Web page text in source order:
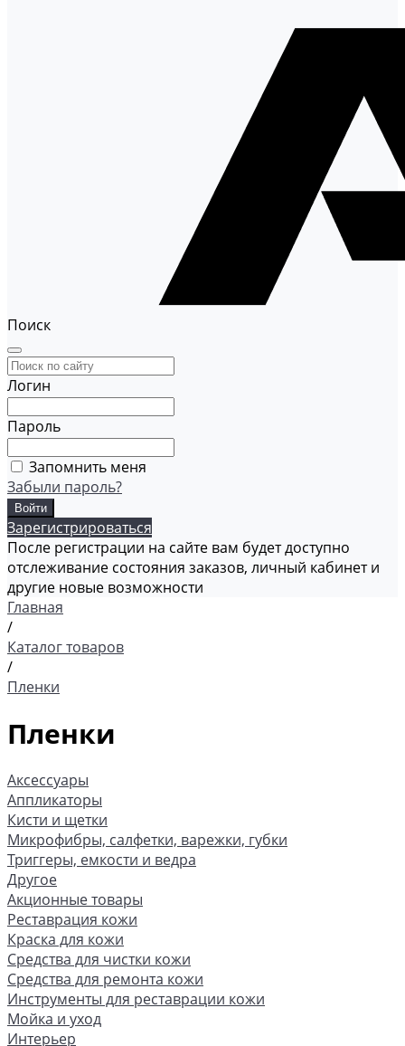
Поиск
Логин
Пароль
Запомнить меня
Забыли пароль?
Зарегистрироваться
После регистрации на сайте вам будет доступно
отслеживание состояния заказов, личный кабинет и
другие новые возможности
Главная
/
Каталог товаров
/
Пленки
Пленки
Аксессуары
Аппликаторы
Кисти и щетки
Микрофибры, салфетки, варежки, губки
Триггеры, емкости и ведра
Другое
Акционные товары
Реставрация кожи
Краска для кожи
Средства для чистки кожи
Средства для ремонта кожи
Инструменты для реставрации кожи
Мойка и уход
Интерьер